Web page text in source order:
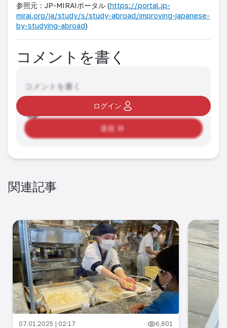
参照元：JP-MIRAIポータル (https://portal.jp-
mirai.org/ja/study/s/study-abroad/improving-japanese-
by-studying-abroad)
コメントを書く
コメントを書く
送信
ログイン
関連記事
07.01.2025 | 02:17 6,801